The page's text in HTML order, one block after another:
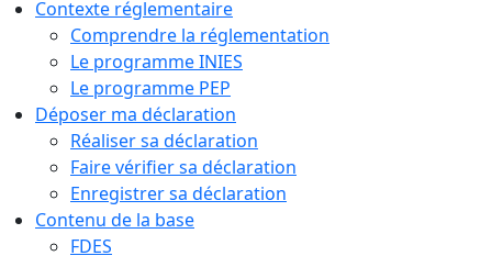
Contexte réglementaire
Comprendre la réglementation
Le programme INIES
Le programme PEP
Déposer ma déclaration
Réaliser sa déclaration
Faire vérifier sa déclaration
Enregistrer sa déclaration
Contenu de la base
FDES